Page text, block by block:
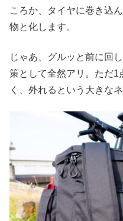
ころか、タイヤに巻き込
物と化します。
じゃあ、グルッと前に回
策として全然アリ。ただ1
く、外れるという大きな